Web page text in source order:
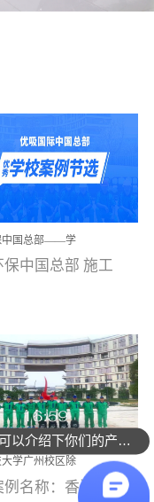
的团队。汇聚了众
多项产品技术专利
国家版权局著作
得高新技术企业称
生产优势自主生产自
，优吸公司于2015
番禺区成功建立产
产基地，工厂拥有
生产设备和成熟的
头源材料、严控产
，我们每一批的生
都经过严格的质检
生产车间为优吸总
国分支机构生产光
净醛王、祛味剂等
列产品，保质保量
中国总部——学
例(节选)
保中国总部 施工
工装节选)广州南沙
江湾校区)项目地
州市南沙区海滨路
江湾江门市蓬江区
学广州校区除
圆满完成
例名称：香港科技
可以介绍下你们的产品么